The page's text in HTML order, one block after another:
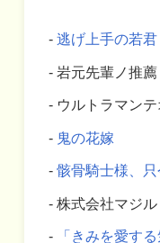
逃げ上手の若君
岩元先輩ノ推薦
ウルトラマンテ
鬼の花嫁
骸骨騎士様、
株式会社マジル
「きみを愛す